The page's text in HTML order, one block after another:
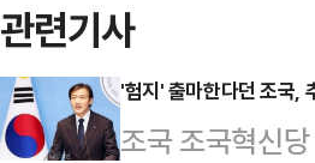
관련기사
'험지' 출마한다던 조국,
조국 조국혁신